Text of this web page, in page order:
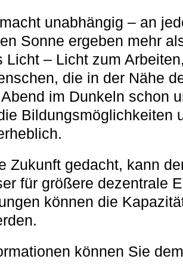
unabhängig – an
Sonne ergeben mehr
Licht – Licht zum
die in der Nähe
im Dunkeln schon
Bildungsmöglichkeiten
Zukunft gedacht, kann
für größere dezentrale
können die
können Sie